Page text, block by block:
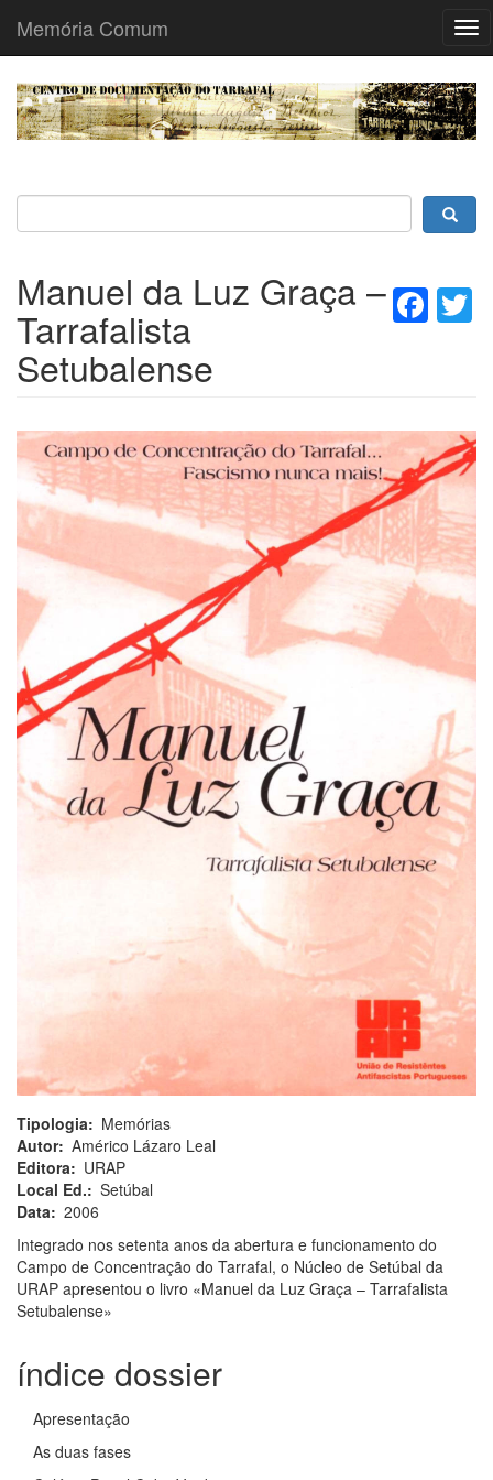
Passar
para
Memória Comum
Manuel da Luz Graça –
Tarrafalista
Setubalense
Tipologia
Memórias
Autor Américo Lázaro Leal
Editora
URAP
Local Ed.
Setúbal
Data
2006
Integrado nos setenta anos da abertura e funcionamento do
Campo de Concentração do Tarrafal, o Núcleo de Setúbal da
URAP apresentou o livro «Manuel da Luz Graça – Tarrafalista
Setubalense»
índice dossier
Apresentação
As duas fases